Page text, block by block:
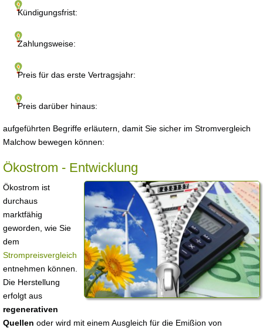
Kündigungsfrist:
Zahlungsweise:
Preis für das erste Vertragsjahr:
Preis darüber hinaus:
aufgeführten Begriffe erläutern, damit Sie sicher im Stromvergleich
Malchow bewegen können:
Ökostrom - Entwicklung
Ökostrom ist
durchaus
marktfähig
geworden, wie Sie
dem
Strompreisvergleich
entnehmen können.
Die Herstellung
erfolgt aus
regenerativen
Quellen oder wird mit einem Ausgleich für die Emißion von